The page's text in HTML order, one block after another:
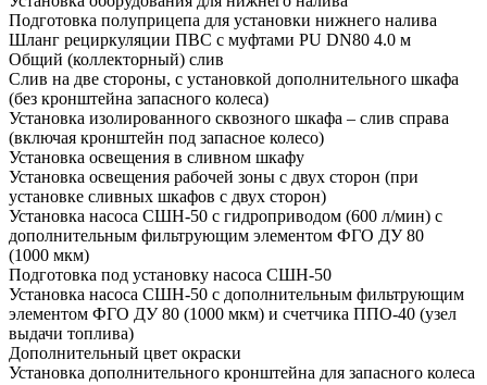
Подготовка полуприцепа для установки нижнего налива
Шланг рециркуляции ПВС с муфтами PU DN80 4.0 м
Общий (коллекторный) слив
Слив на две стороны, с установкой дополнительного шкафа
(без кронштейна запасного колеса)
Установка изолированного сквозного шкафа – слив справа
(включая кронштейн под запасное колесо)
Установка освещения в сливном шкафу
Установка освещения рабочей зоны с двух сторон (при
установке сливных шкафов с двух сторон)
Установка насоса СШН-50 с гидроприводом (600 л/мин) с
дополнительным фильтрующим элементом ФГО ДУ 80
(1000 мкм)
Подготовка под установку насоса СШН-50
Установка насоса СШН-50 с дополнительным фильтрующим
элементом ФГО ДУ 80 (1000 мкм) и счетчика ППО-40 (узел
выдачи топлива)
Дополнительный цвет окраски
Установка дополнительного кронштейна для запасного колеса